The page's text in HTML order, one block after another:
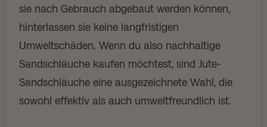
sie nach Gebrauch abgebaut werden können,
hinterlassen sie keine langfristigen
Umweltschäden. Wenn du also nachhaltige
Sandschläuche kaufen möchtest, sind Jute-
Sandschläuche eine ausgezeichnete Wahl, die
sowohl effektiv als auch umweltfreundlich ist.